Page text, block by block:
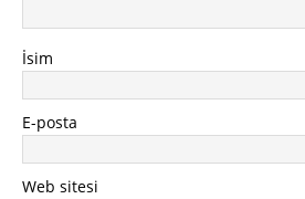
İsim
E-posta
Web sitesi